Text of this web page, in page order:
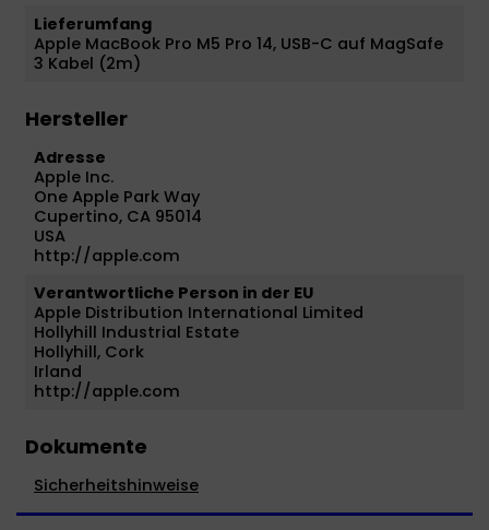
Lieferumfang
Apple MacBook Pro M5 Pro 14, USB-C auf MagSafe
3 Kabel (2m)
Hersteller
Adresse
Apple Inc.
One Apple Park Way
Cupertino, CA 95014
USA
http://apple.com
Verantwortliche Person in der EU
Apple Distribution International Limited
Hollyhill Industrial Estate
Hollyhill, Cork
Irland
http://apple.com
Dokumente
Sicherheitshinweise